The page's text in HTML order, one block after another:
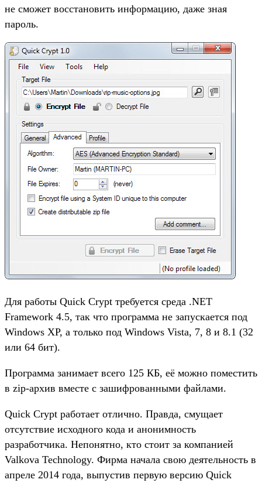
не сможет восстановить информацию, даже зная
пароль.
Для работы Quick Crypt требуется среда .NET
Framework 4.5, так что программа не запускается под
Windows XP, а только под Windows Vista, 7, 8 и 8.1 (32
или 64 бит).
Программа занимает всего 125 КБ, её можно поместить
в zip-архив вместе с зашифрованными файлами.
Quick Crypt работает отлично. Правда, смущает
отсутствие исходного кода и анонимность
разработчика. Непонятно, кто стоит за компанией
Valkova Technology. Фирма начала свою деятельность в
апреле 2014 года, выпустив первую версию Quick